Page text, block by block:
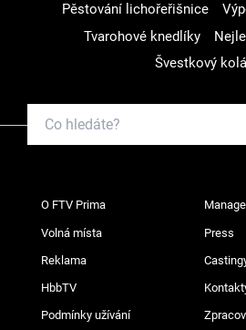
Pěstování lichořeřišnice
Tvarohové knedlíky
Švestkový
O FTV Prima
Volná místa Press
Reklama
HbbTV
Podmínky užívání